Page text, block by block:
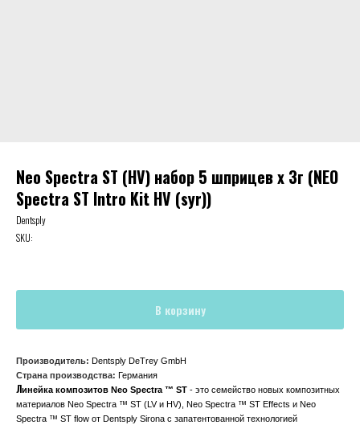
Neo Spectra ST (НV) набор 5 шприцев х 3г (NEO
Spectra ST Intro Kit НV (syr))
Dentsply
SKU:
В корзину
Производитель: Dentsply DeTrey GmbH
Страна производства: Германия
Линейка композитов Neo Spectra ™ ST - это семейство новых композитных
материалов Neo Spectra ™ ST (LV и HV), Neo Spectra ™ ST Effects и Neo
Spectra ™ ST flow от Dentsply Sirona с запатентованной технологией